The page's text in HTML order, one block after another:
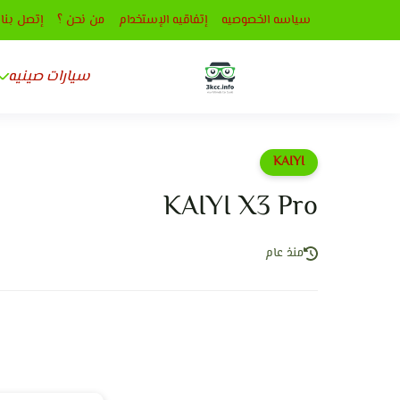
سياسه الخصوصيه إتفاقيه الإستخدام من نحن ؟ إتصل بنا
سيارات صينيه
KAIYI
KAIYI X3 Pro
منذ عام